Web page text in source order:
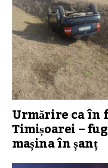
Urmărire ca în
Timișoarei –
mașina în șanț